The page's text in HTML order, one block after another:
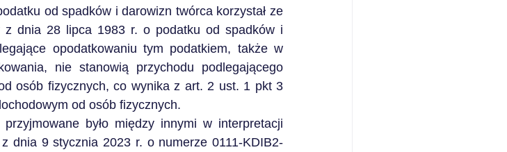
od spadków i darowizn twórca korzystał ze
dnia 28 lipca 1983 r. o podatku od spadków i
opodatkowaniu tym podatkiem, także w
nie stanowią przychodu podlegającego
osób fizycznych, co wynika z art. 2 ust. 1 pkt 3
od osób fizycznych.
było między innymi w interpretacji
dnia 9 stycznia 2023 r. o numerze 0111-KDIB2-